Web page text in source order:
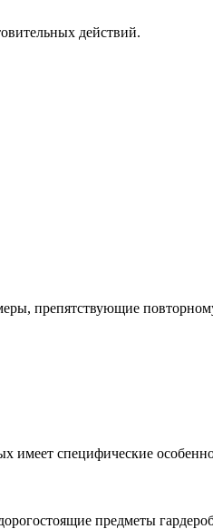
действий.
препятствующие
имеет специфические
предметы